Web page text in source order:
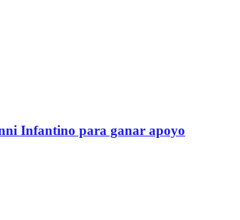
Infantino para ganar apoyo